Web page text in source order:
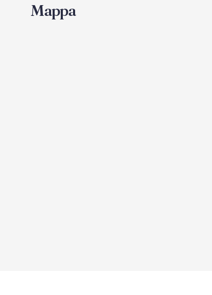
Mappa